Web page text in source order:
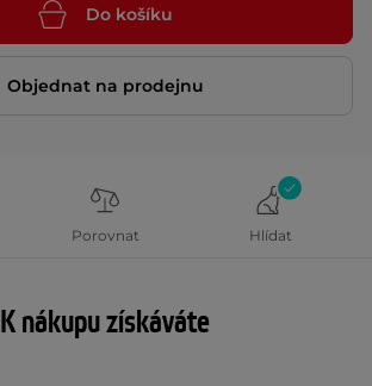
Do košíku
Objednat na prodejnu
Porovnat Hlídat
K nákupu získáváte